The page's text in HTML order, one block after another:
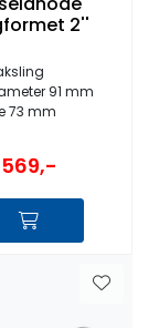
2''
91 mm
73 mm
569,-